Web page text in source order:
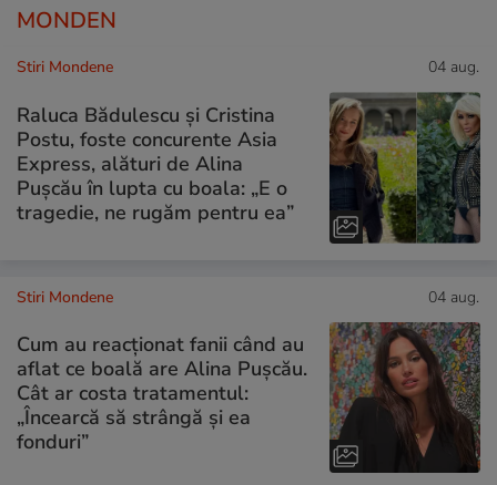
MONDEN
Stiri Mondene 04 aug.
Raluca Bădulescu și Cristina
Postu, foste concurente Asia
Express, alături de Alina
Pușcău în lupta cu boala: „E o
tragedie, ne rugăm pentru ea”
Stiri Mondene 04 aug.
Cum au reacționat fanii când au
aflat ce boală are Alina Pușcău.
Cât ar costa tratamentul:
„Încearcă să strângă și ea
fonduri”